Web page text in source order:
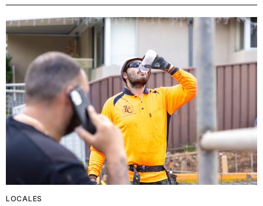
LOCALES